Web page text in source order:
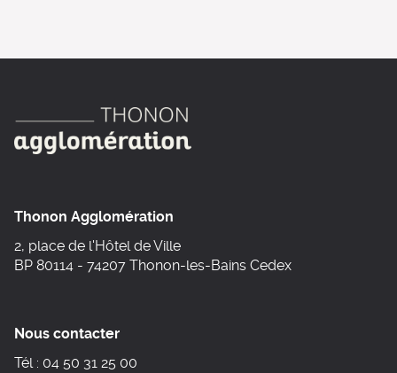
Thonon Agglomération
2, place de l'Hôtel de Ville
BP 80114 - 74207 Thonon-les-Bains Cedex
Nous contacter
Tél : 04 50 31 25 00